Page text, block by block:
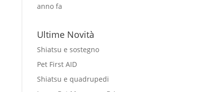
anno fa
Ultime Novità
Shiatsu e sostegno
Pet First AID
Shiatsu e quadrupedi